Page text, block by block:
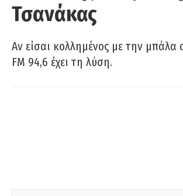
Τσανάκας
Αν είσαι κολλημένος με την
FM 94,6 έχει τη λύση.